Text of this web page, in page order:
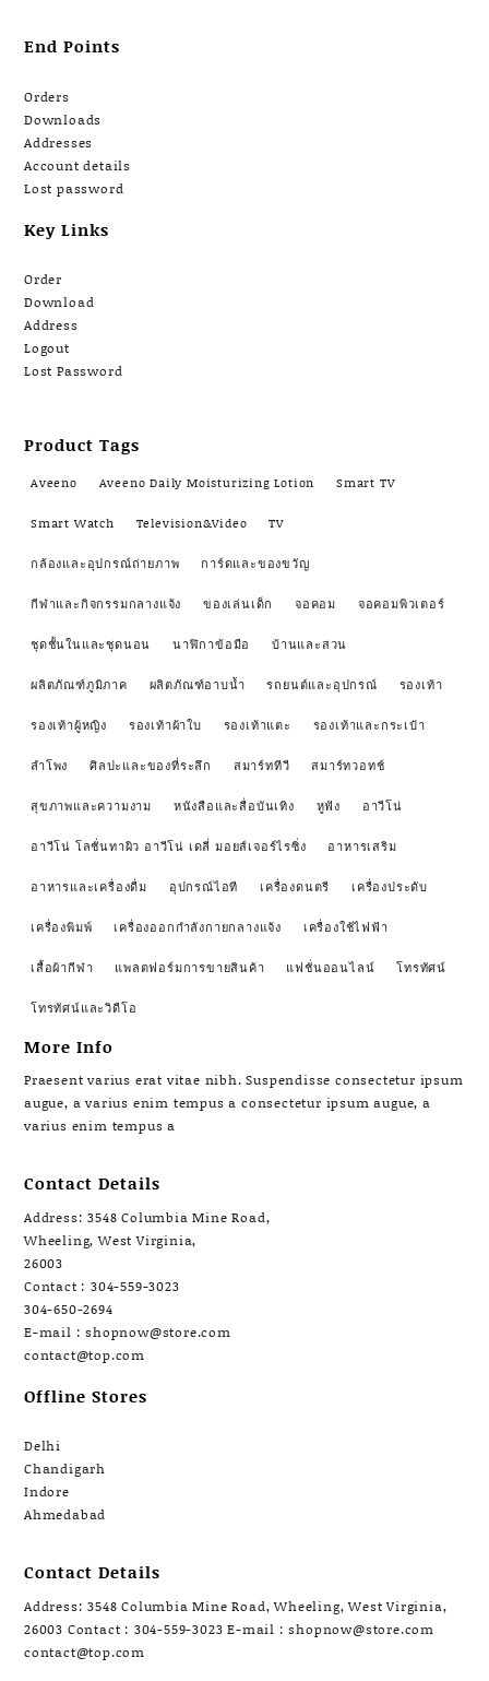
End Points
Orders
Downloads
Addresses
Account details
Lost password
Key Links
Order
Download
Address
Logout
Lost Password
Product Tags
Aveeno Aveeno Daily Moisturizing Lotion Smart TV
Smart Watch Television&Video TV
กล้องและอุปกรณ์ถ่ายภาพ การ์ดและของขวัญ
กีฬาและกิจกรรมกลางแจ้ง ของเล่นเด็ก จอคอม จอคอมพิวเตอร์
ชุดชั้นในและชุดนอน นาฬิกาข้อมือ บ้านและสวน
ผลิตภัณฑ์ภูมิภาค ผลิตภัณฑ์อาบน้ำ รถยนต์และอุปกรณ์ รองเท้า
รองเท้าผู้หญิง รองเท้าผ้าใบ รองเท้าแตะ รองเท้าและกระเป๋า
ลำโพง ศิลปะและของที่ระลึก สมาร์ททีวี สมาร์ทวอทช์
สุขภาพและความงาม หนังสือและสื่อบันเทิง หูฟัง อาวีโน่
อาวีโน่ โลชั่นทาผิว อาวีโน่ เดลี่ มอยส์เจอร์ไรซิ่ง อาหารเสริม
อาหารและเครื่องดื่ม อุปกรณ์ไอที เครื่องดนตรี เครื่องประดับ
เครื่องพิมพ์ เครื่องออกกำลังกายกลางแจ้ง เครื่องใช้ไฟฟ้า
เสื้อผ้ากีฬา แพลตฟอร์มการขายสินค้า แฟชั่นออนไลน์ โทรทัศน์
โทรทัศน์และวิดีโอ
More Info
Praesent varius erat vitae nibh. Suspendisse consectetur ipsum
augue, a varius enim tempus a consectetur ipsum augue, a
varius enim tempus a
Contact Details
Address: 3548 Columbia Mine Road,
Wheeling, West Virginia,
26003
Contact : 304-559-3023
304-650-2694
E-mail : shopnow@store.com
contact@top.com
Offline Stores
Delhi
Chandigarh
Indore
Ahmedabad
Contact Details
Address: 3548 Columbia Mine Road, Wheeling, West Virginia,
26003 Contact : 304-559-3023 E-mail : shopnow@store.com
contact@top.com